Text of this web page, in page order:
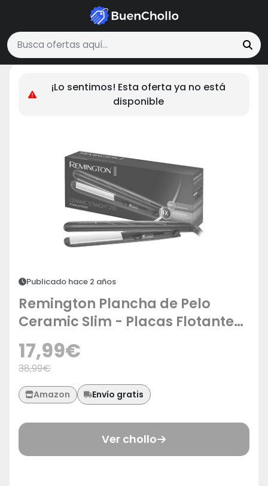
Buscar ofertas
Juguetes, Niños y BebésRemington Plancha de Pelo Ceramic Slim -
¡Lo sentimos! Esta oferta ya no está
disponible
Publicado hace 2 años
Remington Plancha de Pelo
Ceramic Slim - Placas Flotantes
Extralargas, Cerámica Anti-
estática, Turmalina, Capa
Protectora Teflón, Protección y
Brillo, Temperatura 230°C,
Calentamiento 15s - S3500
17,99€
38,99€
Amazon Envío gratis
Ver chollo